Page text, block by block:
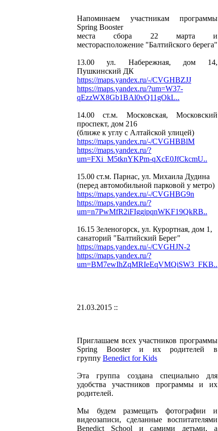
Напоминаем участникам программы
Spring Booster
места сбора 22 марта и
месторасположение "Балтийского берега"
13.00 ул. Набережная, дом 14,
Пушкинский ДК
https://maps.yandex.ru/-/CVGHBZJJ
https://maps.yandex.ru/?um=W37-
qEzzWX8Gb1BAl0vQ11gOkL..
14.00 ст.м. Московская, Московский
проспект, дом 216
(ближе к углу с Алтайской улицей)
https://maps.yandex.ru/-/CVGHBBlM
https://maps.yandex.ru/?
um=FXi_M5tknYKPm-qXcE0JfCkcmU..
15.00 ст.м. Парнас, ул. Михаила Дудина
(перед автомобильной парковой у метро)
https://maps.yandex.ru/-/CVGHBG9n
https://maps.yandex.ru/?
um=n7PwMfR2iFIggjpqnWKF19QkRB..
16.15 Зеленогорск, ул. Курортная, дом 1,
санаторий "Балтийский Берег"
https://maps.yandex.ru/-/CVGHJN-2
https://maps.yandex.ru/?
um=BM7ewIhZqMRIeEqVMQiSW3_FKB..
21.03.2015 ::
Приглашаем всех участников программы
Spring Booster и их родителей в
группу Benedict for Kids
Эта группа создана специально для
удобства участников программы и их
родителей.
Мы будем размещать фотографии и
видеозаписи, сделанные воспитателями
Benedict School и самими детьми, а